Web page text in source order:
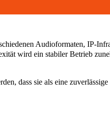
Audioformaten, IP-
wird ein stabiler Betrieb
dass sie als eine